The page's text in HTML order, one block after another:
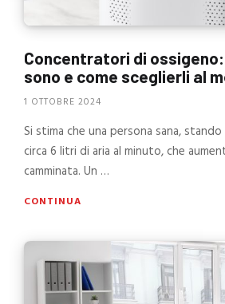
Concentratori di
sono e come sceglierli al
1 OTTOBRE 2024
Si stima che una persona sana,
circa 6 litri di aria al minuto, che
camminata. Un …
CONTINUA